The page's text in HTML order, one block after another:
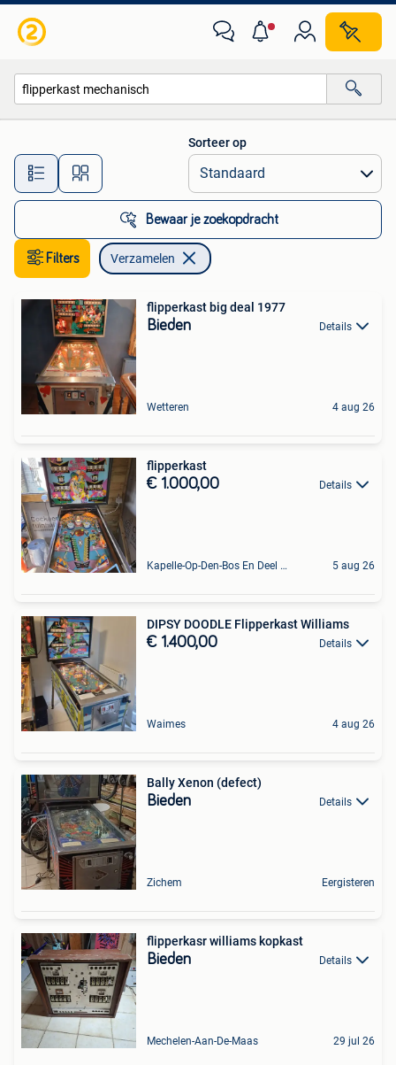
Alle afstanden…
Sorteer op
Bewaar je zoekopdracht
Filters Verzamelen
flipperkast big deal 1977
Bieden Details
Wetteren 4 aug 26
flipperkast
€ 1.000,00 Details
Kapelle-Op-Den-Bos En Deel Van Zemst 5 aug 26
DIPSY DOODLE Flipperkast Williams
€ 1.400,00 Details
Waimes 4 aug 26
Bally Xenon (defect)
Bieden Details
Zichem Eergisteren
flipperkasr williams kopkast
Bieden Details
Mechelen-Aan-De-Maas 29 jul 26